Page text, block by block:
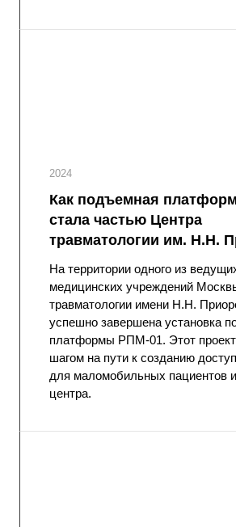
2024
Как подъемная
стала частью Центра
травматологии им. Н.Н.
На территории одного из
медицинских учреждений
травматологии имени Н.Н.
успешно завершена установка
платформы РПМ-01. Этот
шагом на пути к созданию
для маломобильных пациентов
центра.